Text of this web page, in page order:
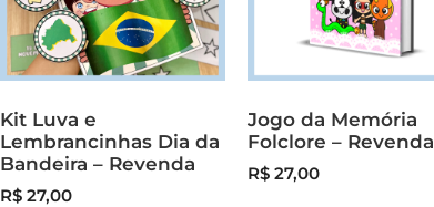
Kit Luva e
Lembrancinhas Dia da
Bandeira – Revenda
R$ 27,00
Jogo da Memória
Folclore – Revenda
R$27,00